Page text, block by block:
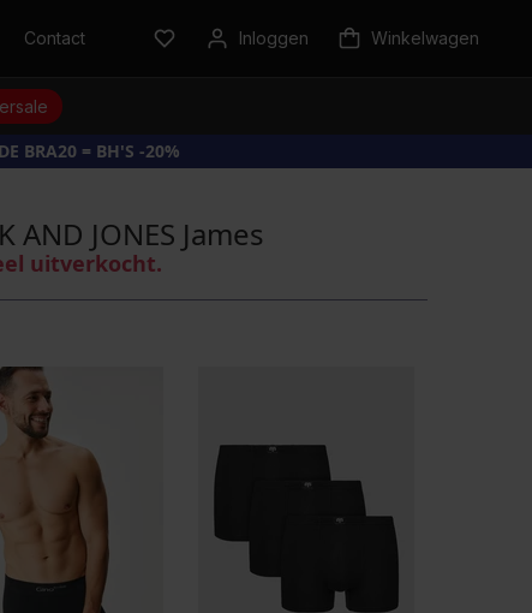
Contact Inloggen Winkelwagen
BRA20 = BH'S -20%
AND JONES James
uitverkocht.